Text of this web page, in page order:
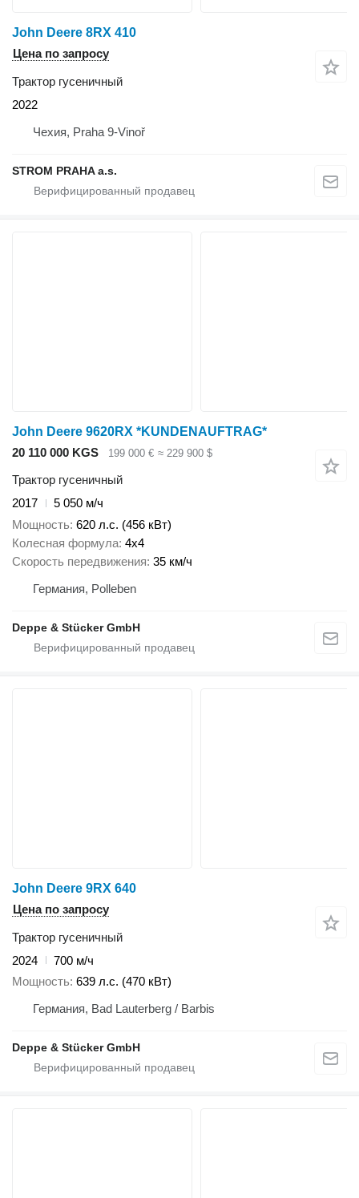
John Deere 8RX 410
Цена по запросу
Трактор гусеничный
2022
Чехия, Praha 9-Vinoř
STROM PRAHA a.s.
John Deere 9620RX *KUNDENAUFTRAG*
20 110 000 KGS
199 000 € ≈ 229 900 $
Трактор гусеничный
2017
5 050 м/ч
Мощность 620 л.с. (456 кВт)
Колесная формула 4x4
Скорость передвижения 35 км/ч
Германия, Polleben
Deppe & Stücker GmbH
John Deere 9RX 640
Цена по запросу
Трактор гусеничный
2024
700 м/ч
Мощность 639 л.с. (470 кВт)
Германия, Bad Lauterberg / Barbis
Deppe & Stücker GmbH